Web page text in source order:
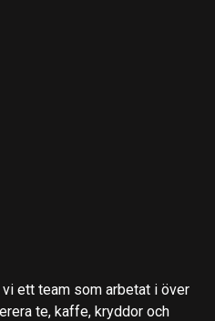
ett team som arbetat i över
te, kaffe, kryddor och